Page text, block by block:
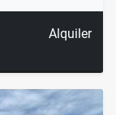
Alquiler